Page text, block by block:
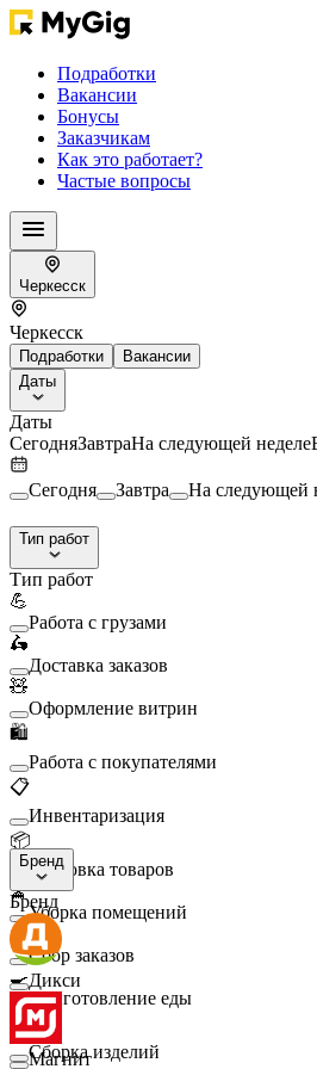
Подработки
Вакансии
Бонусы
Заказчикам
Как это работает?
Частые вопросы
Черкесск
Черкесск
Подработки
Вакансии
Даты
Даты
СегодняЗавтраНа следующей неделе
Сегодня Завтра На следующей
Тип работ
Тип работ
💪
Работа с грузами
🛵
Доставка заказов
🧸
Оформление витрин
🛍️
Работа с покупателями
📋
Инвентаризация
📦
Упаковка товаров
🧹
Уборка помещений
🛒
Сбор заказов
🍳
Приготовление еды
🛠️
Сборка изделий
Бренд
Бренд
Дикси
Магнит